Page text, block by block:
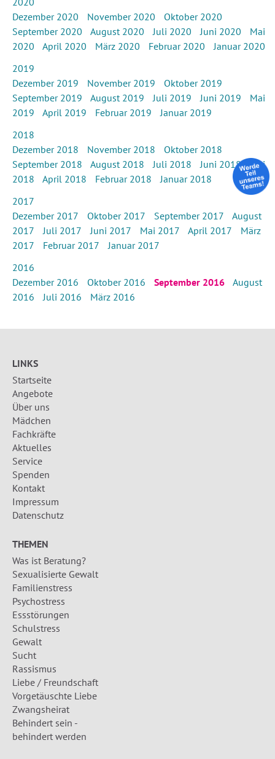
Dezember 2020
November 2020
Oktober 2020
September 2020
August 2020 Juli 2020 Juni 2020
Mai
2020
April 2020 März 2020 Februar 2020
Januar 2020
2019
Dezember 2019
November 2019
Oktober 2019
September 2019
August 2019 Juli 2019 Juni 2019
Mai
2019
April 2019 Februar 2019
Januar 2019
2018
Dezember 2018
November 2018
Oktober 2018
September 2018
August 2018 Juli 2018 Juni 2018
Mai
2018
April 2018 Februar 2018
Januar 2018
2017
Dezember 2017
Oktober 2017 September 2017
August
2017
Juli 2017 Juni 2017 Mai 2017 April 2017
März
2017
Februar 2017
Januar 2017
2016
Dezember 2016
Oktober 2016 September 2016
August
2016
Juli 2016 März 2016
LINKS
Startseite
Angebote
Über uns
Mädchen
Fachkräfte
Aktuelles
Service
Spenden
Kontakt
Impressum
Datenschutz
THEMEN
Was ist Beratung?
Sexualisierte Gewalt
Familienstress
Psychostress
Essstörungen
Schulstress
Gewalt
Sucht
Rassismus
Liebe / Freundschaft
Vorgetäuschte Liebe
Zwangsheirat
Behindert sein -
behindert werden